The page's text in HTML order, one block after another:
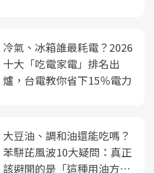
冷氣、冰箱誰最耗電？2026
十大「吃電家電」排名出
爐，台電教你省下15％電力
大豆油、調和油還能吃嗎？
苯駢芘風波10大疑問：真正
該避開的是「這種用油方